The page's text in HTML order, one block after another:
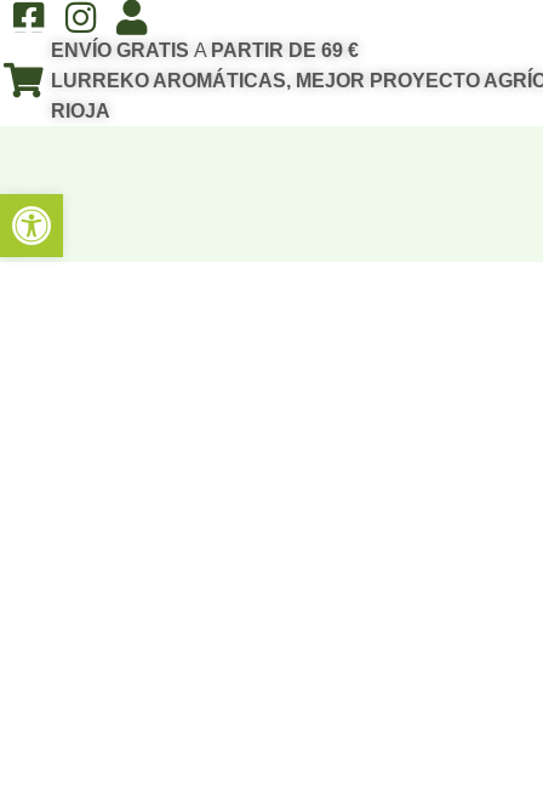
ENVÍO GRATISA PARTIR DE 69 €
LURREKO AROMÁTICAS, MEJOR PROYECTO
RIOJA
Abrir barra de herramientas